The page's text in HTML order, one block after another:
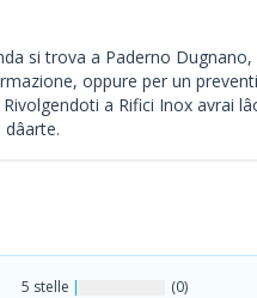
si trova a Paderno
oppure per un
a Rifici Inox avrai
5 stelle
(0)